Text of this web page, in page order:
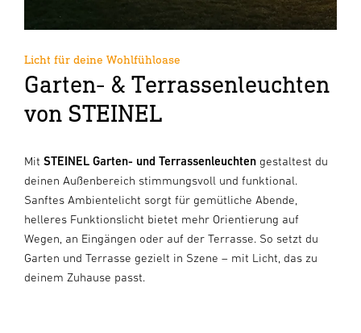
Licht für deine Wohlfühloase
Garten- & Terrassenleuchten
von STEINEL
Mit STEINEL Garten- und Terrassenleuchten gestaltest du
deinen Außenbereich stimmungsvoll und funktional.
Sanftes Ambientelicht sorgt für gemütliche Abende,
helleres Funktionslicht bietet mehr Orientierung auf
Wegen, an Eingängen oder auf der Terrasse. So setzt du
Garten und Terrasse gezielt in Szene – mit Licht, das zu
deinem Zuhause passt.